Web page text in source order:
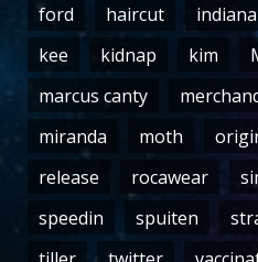
ford
haircut
kee
kidnap kim
marcus canty
miranda
moth
release
rocawear
speedin
spuiten